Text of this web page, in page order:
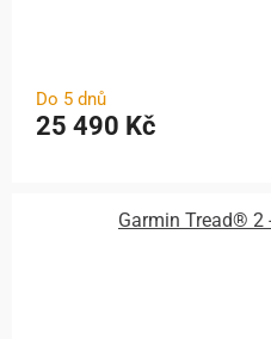
Do 5 dnů
25 490 Kč
Garmin Tread® 2